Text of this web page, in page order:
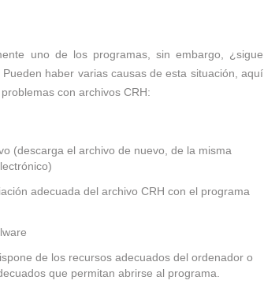
uno de los programas, sin embargo, ¿sigue
haber varias causas de esta situación, aquí
con archivos CRH:
(descarga el archivo de nuevo, de la misma
adecuada del archivo CRH con el programa
de los recursos adecuados del ordenador o
que permitan abrirse al programa.